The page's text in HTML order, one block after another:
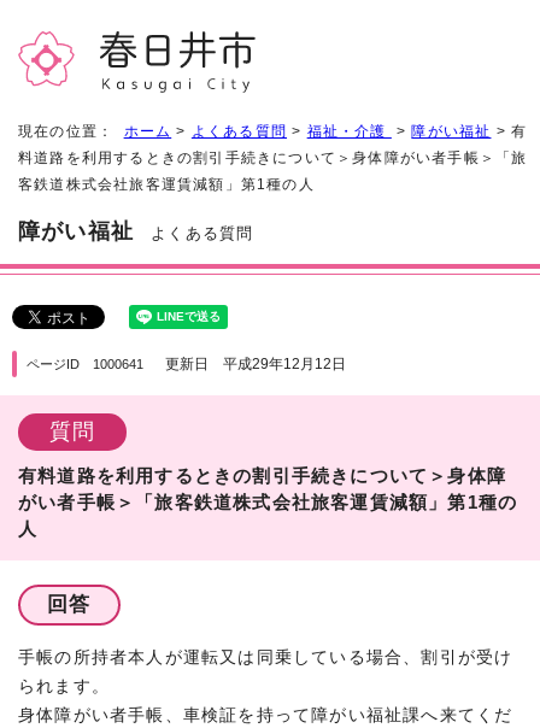
現在の位置： ホーム > よくある質問 > 福祉・介護 >障がい福祉 > 有
料道路を利用するときの割引手続きについて＞身体障がい者手帳＞「旅
客鉄道株式会社旅客運賃減額」第1種の人
障がい福祉 よくある質問
ページID 1000641 更新日 平成29年12月12日
質問
有料道路を利用するときの割引手続きについて＞身体障
がい者手帳＞「旅客鉄道株式会社旅客運賃減額」第1種の
人
回答
手帳の所持者本人が運転又は同乗している場合、割引が受け
られます。
身体障がい者手帳、車検証を持って障がい福祉課へ来てくだ